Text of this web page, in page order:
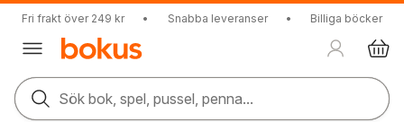
Fri frakt över 249 kr • Snabba leveranser • Billiga böcker
Sök bok, spel, pussel, penna...